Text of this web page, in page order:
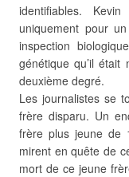
identifiables.
uniquement pour
inspection
génétique qu’il était
deuxième degré.
Les journalistes se
frère disparu. Un
frère plus jeune de
mirent en quête de
mort de ce jeune